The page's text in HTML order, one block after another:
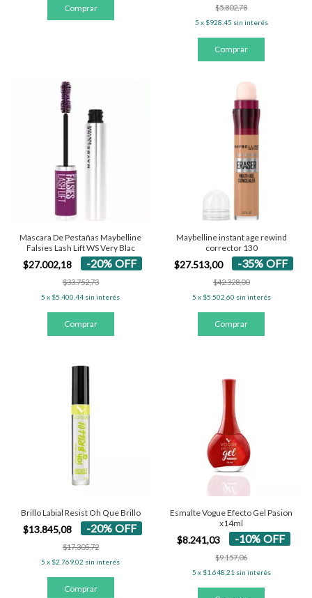
$5.802,78
5 x $928,45 sin interés
Mascara De Pestañas Maybelline
Falsies Lash Lift WS Very Blac
$27.002,18 -20%OFF
$33.752,73
5 x $5.400,44 sin interés
Maybelline instant age rewind
corrector 130
$27.513,00 -35% OFF
$42.328,00
5 x $5.502,60 sin interés
Brillo Labial Resist Oh Que Brillo
$13.845,08 -20%OFF
$17.305,72
5 x $2.769,02 sin interés
Esmalte Vogue Efecto Gel Pasion
x14ml
$8.241,03 -10% OFF
$9.157,06
5 x $1.648,21 sin interés